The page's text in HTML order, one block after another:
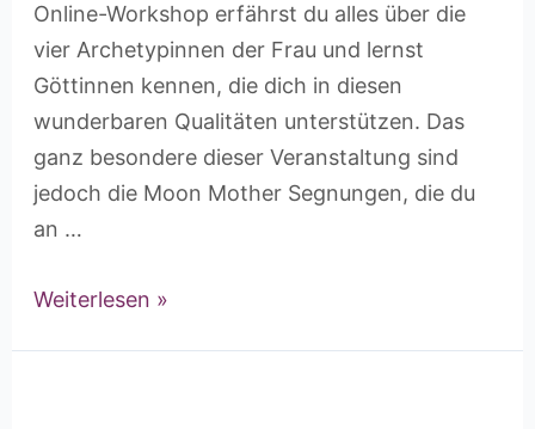
Online-Workshop erfährst du alles über die
vier Archetypinnen der Frau und lernst
Göttinnen kennen, die dich in diesen
wunderbaren Qualitäten unterstützen. Das
ganz besondere dieser Veranstaltung sind
jedoch die Moon Mother Segnungen, die du
an …
Weiterlesen »